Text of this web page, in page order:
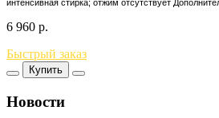
интенсивная стирка; отжим отсутствует
6 960 р.
Быстрый заказ
Купить
Новости